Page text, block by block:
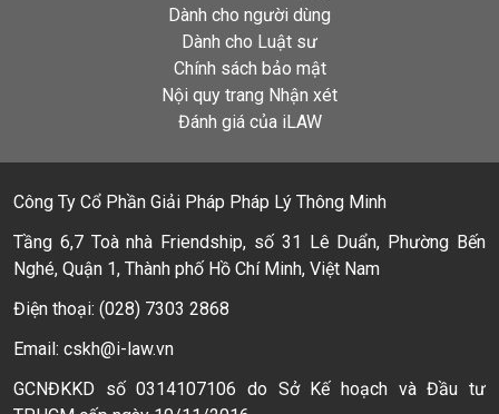
Dành cho người dùng
Dành cho Luật sư
Chính sách bảo mật
Nội quy trang Nhận xét
Đánh giá của iLAW
Công Ty Cổ Phần Giải Pháp Pháp Lý Thông Minh
Tầng 6,7 Toà nhà Friendship, số 31 Lê Duẩn, Phường Bến
Nghé, Quận 1, Thành phố Hồ Chí Minh, Việt Nam
Điện thoại: (028) 7303 2868
Email: cskh@i-law.vn
GCNĐKKD số 0314107106 do Sở Kế hoạch và Đầu tư